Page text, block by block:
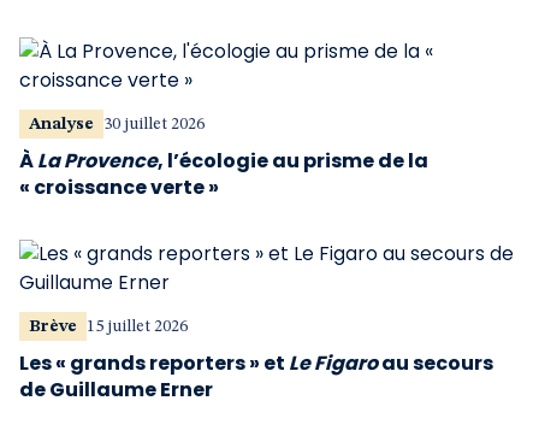
Analyse 30 juillet 2026
ÀLa Provence, l’écologie au prisme de la
« croissance verte »
Brève 15 juillet 2026
Les « grands reporters » et Le Figaroau secours
de Guillaume Erner